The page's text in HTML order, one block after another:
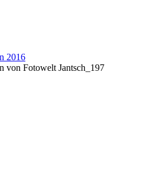
2016
von Fotowelt Jantsch_197